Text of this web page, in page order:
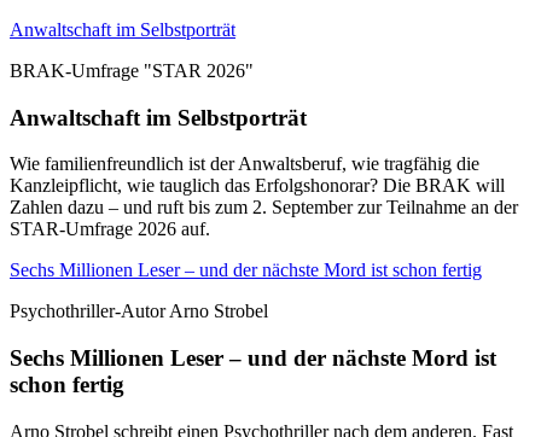
Anwaltschaft im Selbstporträt
BRAK-Umfrage "STAR 2026"
Anwaltschaft im Selbstporträt
Wie familienfreundlich ist der Anwaltsberuf, wie tragfähig die
Kanzleipflicht, wie tauglich das Erfolgshonorar? Die BRAK will
Zahlen dazu – und ruft bis zum 2. September zur Teilnahme an der
STAR-Umfrage 2026 auf.
Sechs Millionen Leser – und der nächste Mord ist schon fertig
Psychothriller-Autor Arno Strobel
Sechs Millionen Leser – und der nächste Mord ist
schon fertig
Arno Strobel schreibt einen Psychothriller nach dem anderen. Fast